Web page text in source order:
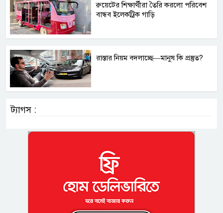
রুয়েটের শিক্ষার্থীরা তৈরি করলো পরিবেশ
বান্ধব ইলেকট্রিক গাড়ি
রাস্তার নিয়ম বদলাচ্ছে—মানুষ কি প্রস্তুত?
ট্যাগস :